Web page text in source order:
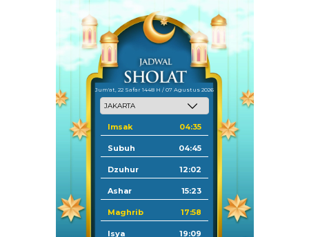
Jum'at, 22 Safar 1448 H / 07 Agustus 2026
Imsak 04:35
Subuh 04:45
Dzuhur 12:02
Ashar 15:23
Maghrib 17:58
Isya 19:09